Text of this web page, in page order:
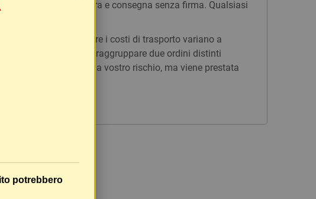
BRT con tracciatura e consegna senza firma. Qualsiasi
sono fissi, mentre i costi di trasporto variano a
Non ci è possibile raggruppare due ordini distinti
pacco sarà inviato a vostro rischio, ma viene prestata
potrebbero